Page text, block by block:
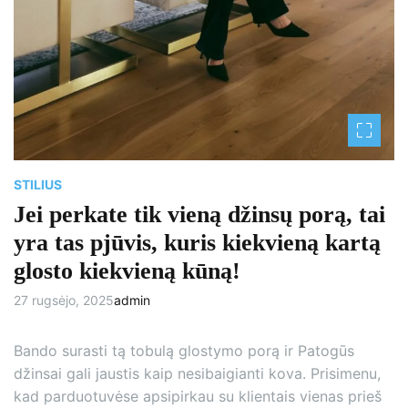
STILIUS
Jei perkate tik vieną džinsų porą, tai
yra tas pjūvis, kuris kiekvieną kartą
glosto kiekvieną kūną!
27 rugsėjo, 2025admin
Bando surasti tą tobulą glostymo porą ir Patogūs
džinsai gali jaustis kaip nesibaigianti kova. Prisimenu,
kad parduotuvėse apsipirkau su klientais vienas prieš